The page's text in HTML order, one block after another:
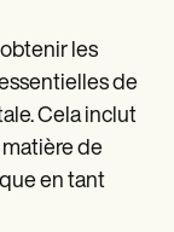
les
de
Cela inclut
de
en tant